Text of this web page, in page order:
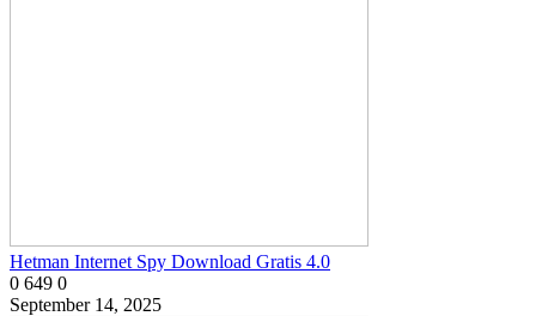
Hetman Internet Spy Download Gratis 4.0
0 649 0
September 14, 2025